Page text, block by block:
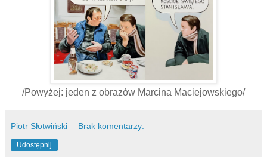
/Powyżej: jeden z obrazów Marcina Maciejowskiego/
Piotr Słotwiński Brak komentarzy:
Udostępnij